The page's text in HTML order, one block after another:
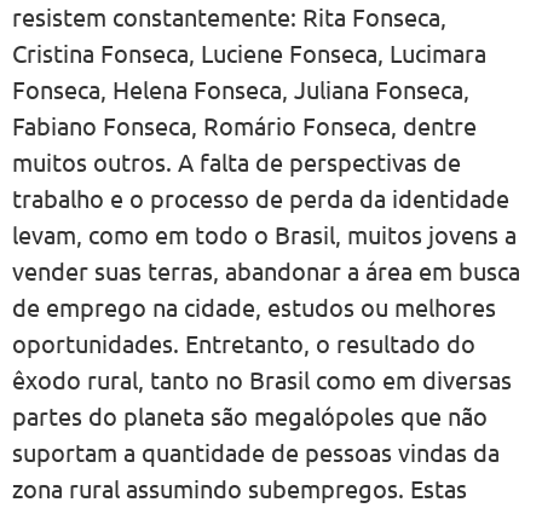
resistem constantemente: Rita Fonseca,
Cristina Fonseca, Luciene Fonseca, Lucimara
Fonseca, Helena Fonseca, Juliana Fonseca,
Fabiano Fonseca, Romário Fonseca, dentre
muitos outros. A falta de perspectivas de
trabalho e o processo de perda da identidade
levam, como em todo o Brasil, muitos jovens a
vender suas terras, abandonar a área em busca
de emprego na cidade, estudos ou melhores
oportunidades. Entretanto, o resultado do
êxodo rural, tanto no Brasil como em diversas
partes do planeta são megalópoles que não
suportam a quantidade de pessoas vindas da
zona rural assumindo subempregos. Estas